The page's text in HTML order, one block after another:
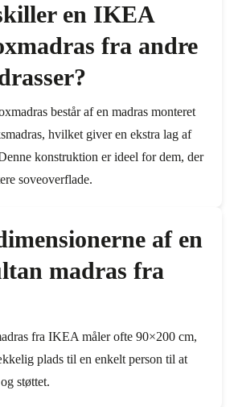
en IKEA
fra andre
består af en madras monteret
hvilket giver en ekstra lag af
konstruktion er ideel for dem, der
soveoverflade.
af en
madras fra
fra IKEA måler ofte 90×200 cm,
plads til en enkelt person til at
støttet.